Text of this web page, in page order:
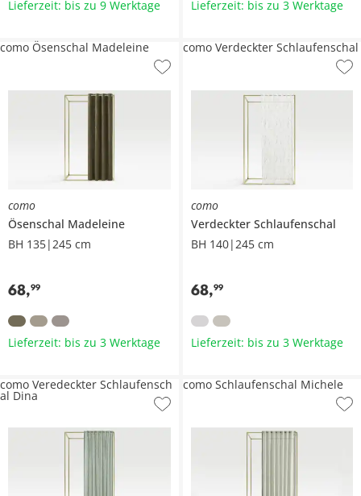
Lieferzeit: bis zu 9 Werktage Lieferzeit: bis zu 3 Werktage
como
Ösenschal Madeleine
BH 135|245 cm
68,99
como Ösenschal Madeleine
Lieferzeit: bis zu 3 Werktage
como
Verdeckter Schlaufenschal
BH 140|245 cm
68,99
como Verdeckter Schlaufenschal
Lieferzeit: bis zu 3 Werktage
como Veredeckter Schlaufensch
al Dina
como Schlaufenschal Michele